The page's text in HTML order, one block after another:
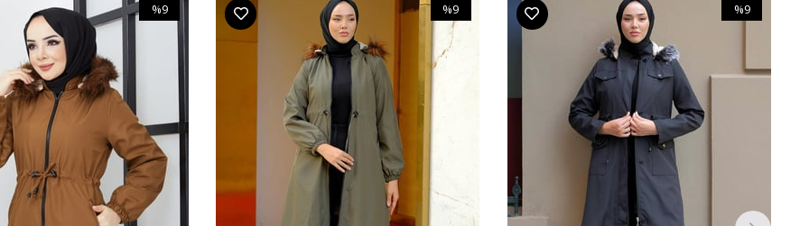
%9
İndirim
%9İndirim
%9
İndirim
%9İndirim
%9